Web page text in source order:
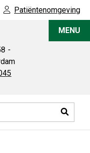
Patiëntenomgeving
MENU